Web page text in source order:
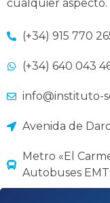
cualquier aspecto.
(+34) 915 770
(+34) 640 043
info@instituto-
Avenida de
Metro «El
Autobuses EMT: